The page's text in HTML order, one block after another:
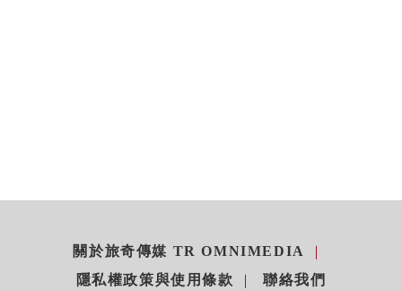
關於旅奇傳媒 TR OMNIMEDIA
隱私權政策與使用條款
聯絡我們